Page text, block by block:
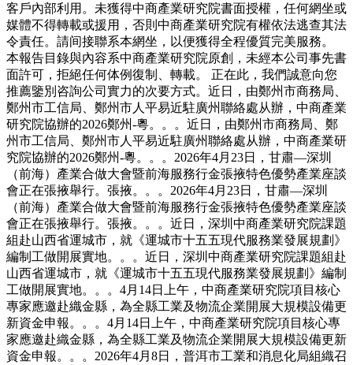
客戶內部利用。未獲得中商產業研究院書面授權，任何網坐或
媒體不得轉載或援用，否則中商產業研究院有權依法逃查其法
令責任。請间接聯系本網坐，以便獲得全程優質完美服務。
本報告目錄與內容系中商產業研究院原創，未經本公司事先書
面許可，拒絕任何体例復制、轉載。 正在此，我們誠意向您
推薦鑒別咨詢公司實力的次要方式。近日，由鄭州市商務局、
鄭州市工信局、鄭州市人平易近駐廣州聯絡處从辦，中商產業
研究院協辦的2026鄭州-粵。。。近日，由鄭州市商務局、鄭
州市工信局、鄭州市人平易近駐廣州聯絡處从辦，中商產業研
究院協辦的2026鄭州-粵。。。2026年4月23日，甘肅—深圳
（前海）產業合做大會暨前海服務行金張掖特色優勢產業座談
會正在張掖舉行。張掖。。。2026年4月23日，甘肅—深圳
（前海）產業合做大會暨前海服務行金張掖特色優勢產業座談
會正在張掖舉行。張掖。。。近日，深圳中商產業研究院課題
組赴山西省運城市，就《運城市十五五現代服務業發展規劃》
編制工做開展實地。。。近日，深圳中商產業研究院課題組赴
山西省運城市，就《運城市十五五現代服務業發展規劃》編制
工做開展實地。。。4月14日上午，中商產業研究院項目核心
專家應邀赴織金縣，為全縣工業及物流企業開展大規模設備更
新資金申報。。。4月14日上午，中商產業研究院項目核心專
家應邀赴織金縣，為全縣工業及物流企業開展大規模設備更新
資金申報。。。2026年4月8日，普洱市工業和消息化局組織召